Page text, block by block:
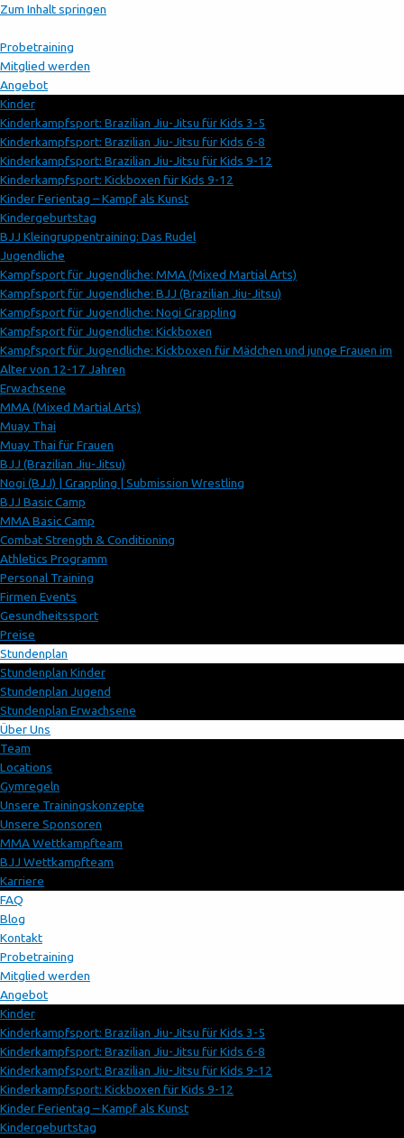
Zum Inhalt springen
Probetraining
Mitglied werden
Angebot
Kinder
Kinderkampfsport: Brazilian Jiu-Jitsu für Kids 3-5
Kinderkampfsport: Brazilian Jiu-Jitsu für Kids 6-8
Kinderkampfsport: Brazilian Jiu-Jitsu für Kids 9-12
Kinderkampfsport: Kickboxen für Kids 9-12
Kinder Ferientag – Kampf als Kunst
Kindergeburtstag
BJJ Kleingruppentraining: Das Rudel
Jugendliche
Kampfsport für Jugendliche: MMA (Mixed Martial Arts)
Kampfsport für Jugendliche: BJJ (Brazilian Jiu-Jitsu)
Kampfsport für Jugendliche: Nogi Grappling
Kampfsport für Jugendliche: Kickboxen
Kampfsport für Jugendliche: Kickboxen für Mädchen und junge Frauen im
Alter von 12-17 Jahren
Erwachsene
MMA (Mixed Martial Arts)
Muay Thai
Muay Thai für Frauen
BJJ (Brazilian Jiu-Jitsu)
Nogi (BJJ) | Grappling | Submission Wrestling
BJJ Basic Camp
MMA Basic Camp
Combat Strength & Conditioning
Athletics Programm
Personal Training
Firmen Events
Gesundheitssport
Preise
Stundenplan
Stundenplan Kinder
Stundenplan Jugend
Stundenplan Erwachsene
Über Uns
Team
Locations
Gymregeln
Unsere Trainingskonzepte
Unsere Sponsoren
MMA Wettkampfteam
BJJ Wettkampfteam
Karriere
FAQ
Blog
Kontakt
Probetraining
Mitglied werden
Angebot
Kinder
Kinderkampfsport: Brazilian Jiu-Jitsu für Kids 3-5
Kinderkampfsport: Brazilian Jiu-Jitsu für Kids 6-8
Kinderkampfsport: Brazilian Jiu-Jitsu für Kids 9-12
Kinderkampfsport: Kickboxen für Kids 9-12
Kinder Ferientag – Kampf als Kunst
Kindergeburtstag